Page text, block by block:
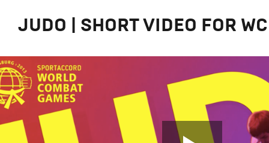
JUDO | SHORT VIDEO FOR